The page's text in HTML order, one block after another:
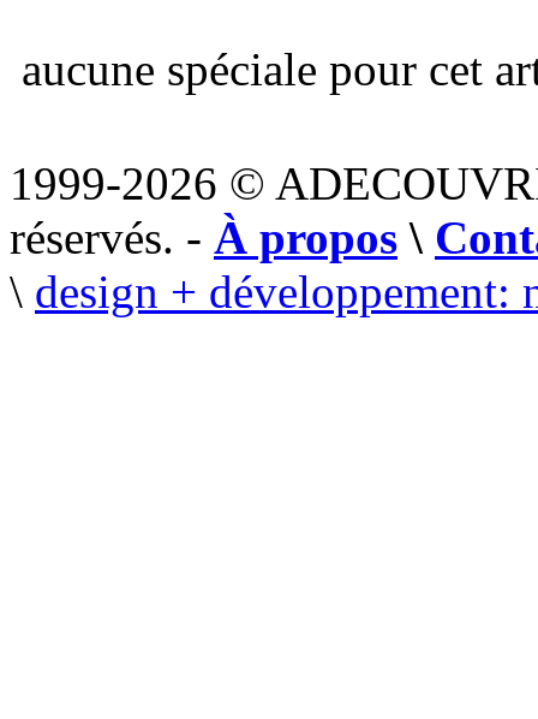
aucune spéciale pour cet
1999-2026 ©
réservés. - À propos \
\ design + développement: